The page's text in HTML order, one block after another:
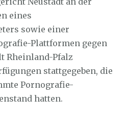
eines
sowie einer
Plattformen gegen
Rheinland-Pfalz
stattgegeben, die
Pornografie-
hatten.